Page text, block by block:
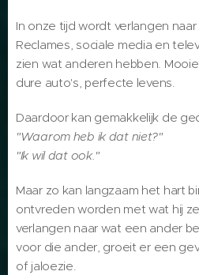
In onze tijd wordt verlangen
Reclames, sociale media en
zien wat anderen hebben.
dure auto's, perfecte levens.
Daardoor kan gemakkelijk de
"Waarom heb ik dat niet?"
"Ik wil dat ook."
Maar zo kan langzaam het hart
ontvreden worden met wat hij
verlangen naar wat een ander
voor die ander, groeit er een
of jaloezie.